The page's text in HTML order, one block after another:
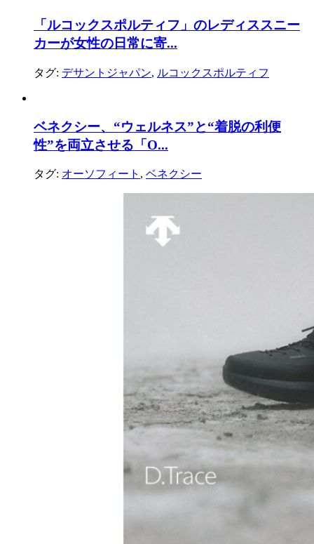
「ルコックスポルティフ」のレディススニー
カーが女性の日常に寄...
タグ: デサントジャパン, ルコックスポルティフ
ベネクシー、“ウェルネス”と“着脱の利便
性”を両立させる「O...
タグ: オーソフィート , ベネクシー